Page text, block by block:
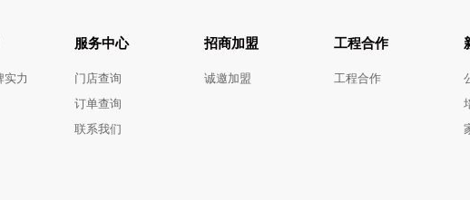
实力
服务中心
门店查询
订单查询
联系我们
招商加盟
诚邀加盟
工程合作
工程合作